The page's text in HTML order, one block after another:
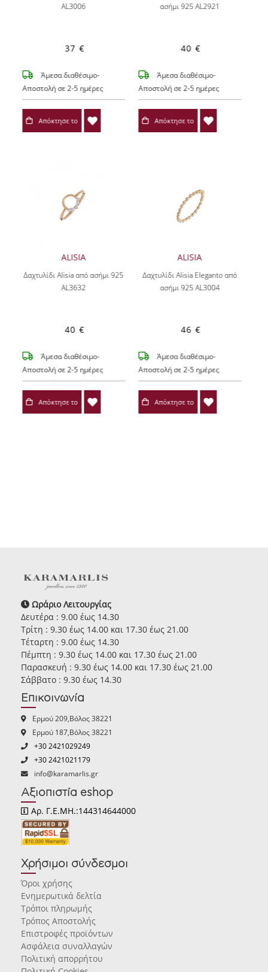
AL3006
37 €
Άμεσα διαθέσιμο-
Αποστολή σε 2-5 ημέρες
Απόκτησε το
ασήμι 925 AL2921
40 €
Άμεσα διαθέσιμο-
Αποστολή σε 2-5 ημέρες
Απόκτησε το
ALISIA
Δαχτυλίδι Alisia από ασήμι 925
AL3632
40 €
Άμεσα διαθέσιμο-
Αποστολή σε 2-5 ημέρες
Απόκτησε το
ALISIA
Δαχτυλίδι Alisia Eleganto από
ασήμι 925 AL3004
46 €
Άμεσα διαθέσιμο-
Αποστολή σε 2-5 ημέρες
Απόκτησε το
Ωράριο Λειτουργίας
Δευτέρα : 9.00 έως 14.30
Τρίτη : 9.30 έως 14.00 και 17.30 έως 21.00
Τέταρτη : 9.00 έως 14.30
Πέμπτη : 9.30 έως 14.00 και 17.30 έως 21.00
Παρασκευή : 9.30 έως 14.00 και 17.30 έως 21.00
Σάββατο : 9.30 έως 14.30
Επικοινωνία
Ερμού 209,Βόλος 38221
Ερμού 187,Βόλος 38221
+30 2421029249
+30 2421021179
info@karamarlis.gr
Αξιοπιστία eshop
Αρ. Γ.Ε.ΜΗ.:144314644000
Χρήσιμοι σύνδεσμοι
Όροι χρήσης
Ενημερωτικά δελτία
Τρόποι πληρωμής
Τρόπος Αποστολής
Επιστροφές προϊόντων
Ασφάλεια συναλλαγών
Πολιτική απορρήτου